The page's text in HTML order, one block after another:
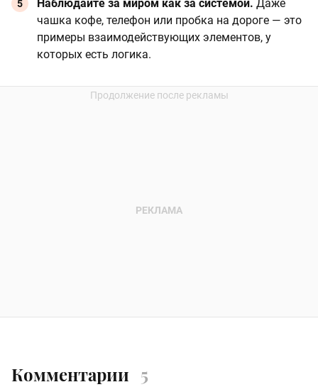
Наблюдайте за миром как за системой. Даже
чашка кофе, телефон или пробка на дороге — это
примеры взаимодействующих элементов, у
которых есть логика.
Комментарии 5